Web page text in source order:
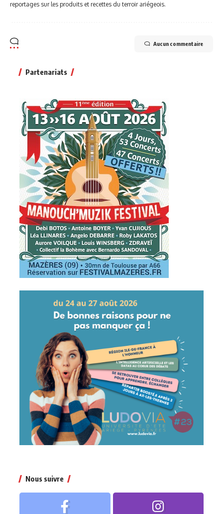
reportages sur les produits et recettes du terroir ariégeois.
Aucun commentaire
Partenariats
Nous suivre